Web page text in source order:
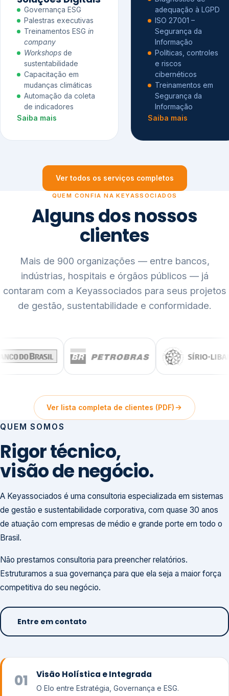
Governança ESG
Palestras executivas
Treinamentos ESG in
company
Workshops de
sustentabilidade
Capacitação em
mudanças climáticas
Automação da coleta
de indicadores
Saiba mais
adequação à LGPD
ISO 27001 –
Segurança da
Informação
Políticas, controles
e riscos
cibernéticos
Treinamentos em
Segurança da
Informação
Saiba mais
Ver todos os serviços completos
QUEM CONFIA NA KEYASSOCIADOS
Alguns dos nossos
clientes
Mais de 900 organizações — entre bancos,
indústrias, hospitais e órgãos públicos — já
contaram com a Keyassociados para seus projetos
de gestão, sustentabilidade e conformidade.
Ver lista completa de clientes (PDF)
QUEM SOMOS
Rigor técnico,
visão de negócio.
A Keyassociados é uma consultoria especializada em sistemas
de gestão e sustentabilidade corporativa, com quase 30 anos
de atuação com empresas de médio e grande porte em todo o
Brasil.
Não prestamos consultoria para preencher relatórios.
Estruturamos a sua governança para que ela seja a maior força
competitiva do seu negócio.
Entre em contato
01 Visão Holística e Integrada
O Elo entre Estratégia, Governança e ESG.